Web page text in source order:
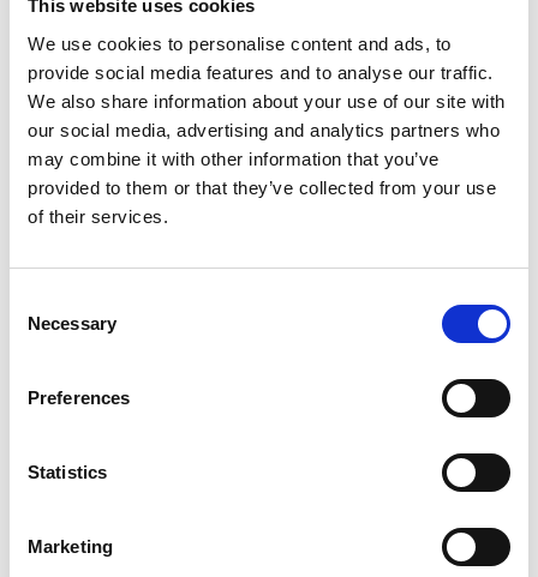
This website uses cookies
We use cookies to personalise content and ads, to
provide social media features and to analyse our traffic.
We also share information about your use of our site with
our social media, advertising and analytics partners who
may combine it with other information that you’ve
provided to them or that they’ve collected from your use
of their services.
Selection
Necessary
Preferences
Statistics
Marketing